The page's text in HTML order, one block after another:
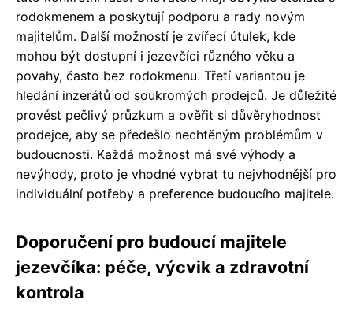
rodokmenem a poskytují podporu a rady novým
majitelům. Další možností je zvířecí útulek, kde
mohou být dostupní i jezevčíci různého věku a
povahy, často bez rodokmenu. Třetí variantou je
hledání inzerátů od soukromých prodejců. Je důležité
provést pečlivý průzkum a ověřit si důvěryhodnost
prodejce, aby se předešlo nechtěným problémům v
budoucnosti. Každá možnost má své výhody a
nevýhody, proto je vhodné vybrat tu nejvhodnější pro
individuální potřeby a preference budoucího majitele.
Doporučení pro budoucí majitele
jezevčíka: péče, výcvik a zdravotní
kontrola